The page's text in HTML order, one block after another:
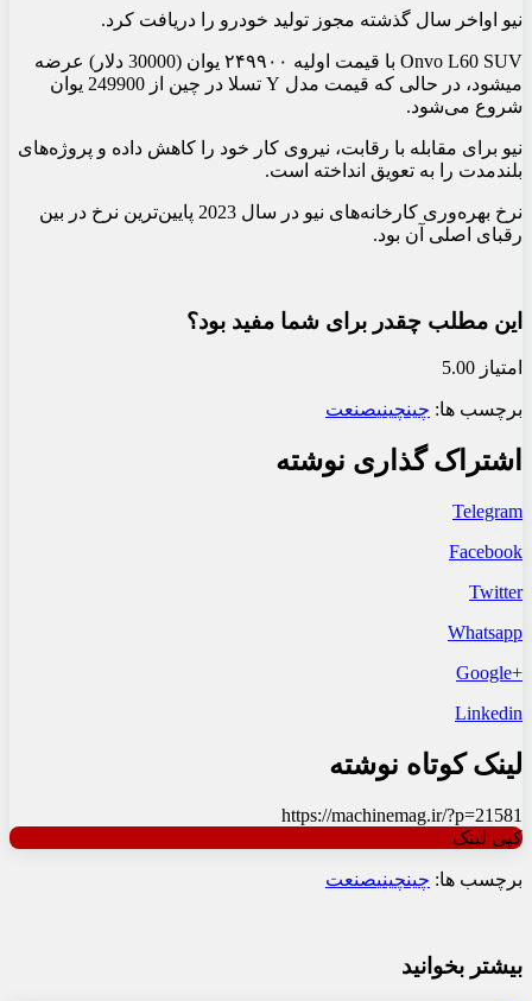
نیو اواخر سال گذشته مجوز تولید خودرو را دریافت کرد.
Onvo L60 SUV با قیمت اولیه ۲۴۹۹۰۰ یوان (30000 دلار) عرضه
میشود، در حالی که قیمت مدل Y تسلا در چین از 249900 یوان
شروع می‌شود.
نیو برای مقابله با رقابت، نیروی کار خود را کاهش داده و پروژه‌های
بلندمدت را به تعویق انداخته است.
نرخ بهره‌وری کارخانه‌های نیو در سال 2023 پایین‌ترین نرخ در بین
رقبای اصلی آن بود.
این مطلب چقدر برای شما مفید بود؟
امتیاز 5.00
برچسب ها: چینچینیصنعت
اشتراک گذاری نوشته
Telegram
Facebook
Twitter
Whatsapp
+Google
Linkedin
لینک کوتاه نوشته
https://machinemag.ir/?p=21581
کپی لینک
برچسب ها: چینچینیصنعت
بیشتر بخوانید